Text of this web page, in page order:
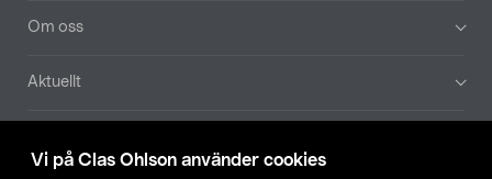
Vi på Clas Ohlson använder cookies
Om oss
Aktuellt